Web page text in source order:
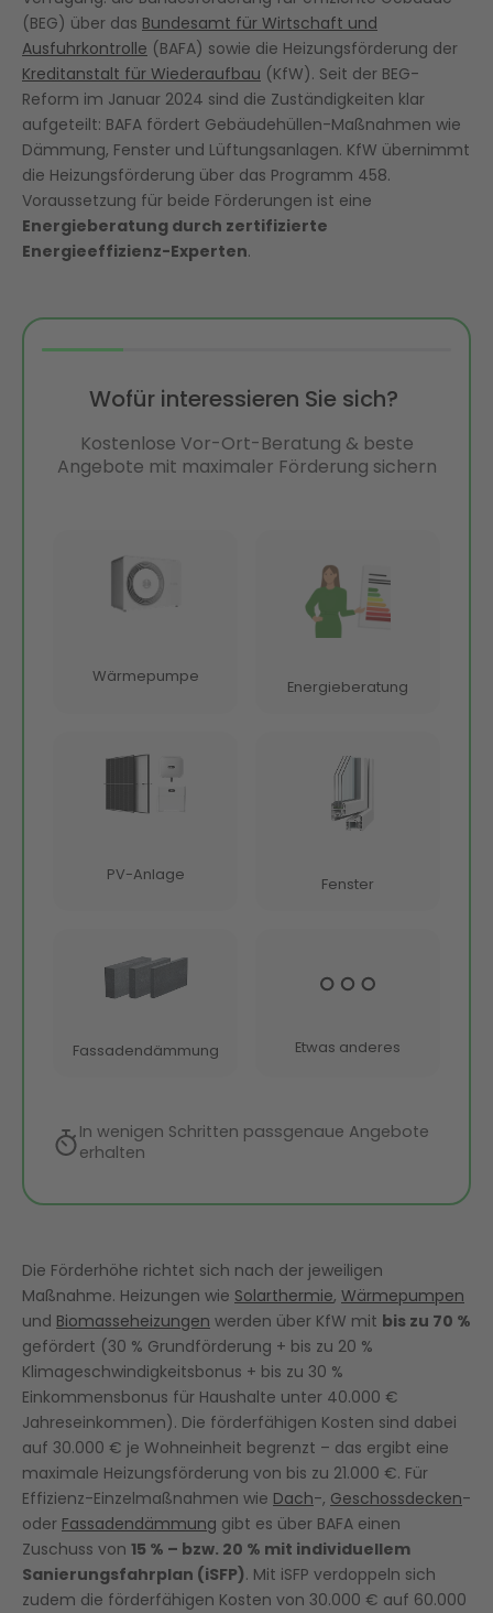
(BEG) über das Bundesamt für Wirtschaft und
Ausfuhrkontrolle (BAFA) sowie die Heizungsförderung der
Kreditanstalt für Wiederaufbau (KfW). Seit der BEG-
Reform im Januar 2024 sind die Zuständigkeiten klar
aufgeteilt: BAFA fördert Gebäudehüllen-Maßnahmen wie
Dämmung, Fenster und Lüftungsanlagen. KfW übernimmt
die Heizungsförderung über das Programm 458.
Voraussetzung für beide Förderungen ist eine
Energieberatung durch zertifizierte
Energieeffizienz-Experten.
Die Förderhöhe richtet sich nach der jeweiligen
Maßnahme. Heizungen wie Solarthermie, Wärmepumpen
und Biomasseheizungen werden über KfW mit bis zu 70 %
gefördert (30 % Grundförderung + bis zu 20 %
Klimageschwindigkeitsbonus + bis zu 30 %
Einkommensbonus für Haushalte unter 40.000 €
Jahreseinkommen). Die förderfähigen Kosten sind dabei
auf 30.000 € je Wohneinheit begrenzt – das ergibt eine
maximale Heizungsförderung von bis zu 21.000 €. Für
Effizienz-Einzelmaßnahmen wie Dach-, Geschossdecken-
oder Fassadendämmung gibt es über BAFA einen
Zuschuss von 15 % – bzw. 20 % mit individuellem
Sanierungsfahrplan (iSFP). Mit iSFP verdoppeln sich
zudem die förderfähigen Kosten von 30.000 € auf 60.000